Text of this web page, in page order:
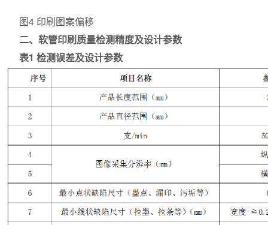
图4 印刷图案偏移
二、软管印刷质量检测精度及设计参数
表1 检测误差及设计参数